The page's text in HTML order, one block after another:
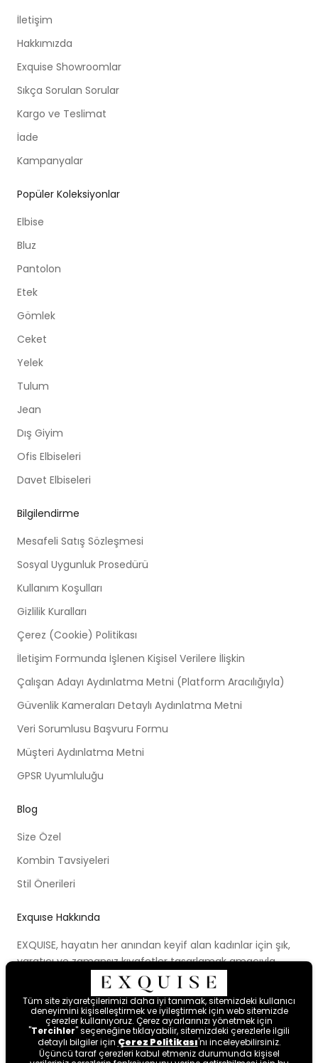
İletişim
Hakkımızda
Exquise Showroomlar
Sıkça Sorulan Sorular
Kargo ve Teslimat
İade
Kampanyalar
Popüler Koleksiyonlar
Elbise
Bluz
Pantolon
Etek
Gömlek
Ceket
Yelek
Tulum
Jean
Dış Giyim
Ofis Elbiseleri
Davet Elbiseleri
Bilgilendirme
Mesafeli Satış Sözleşmesi
Sosyal Uygunluk Prosedürü
Kullanım Koşulları
Gizlilik Kuralları
Çerez (Cookie) Politikası
İletişim Formunda İşlenen Kişisel Verilere İlişkin
Çalışan Adayı Aydınlatma Metni (Platform Aracılığıyla)
Güvenlik Kameraları Detaylı Aydınlatma Metni
Veri Sorumlusu Başvuru Formu
Müşteri Aydınlatma Metni
GPSR Uyumluluğu
Blog
Size Özel
Kombin Tavsiyeleri
Stil Önerileri
Exquıse Hakkında
EXQUISE, hayatın her anından keyif alan kadınlar için şık,
yaratıcı ve zamansız kıyafetler tasarlamak amacıyla
kurulmuştur. Kurulduğu ilk günden beri ortaya koymaya
çalıştığı modern tasarım anlayışı, cesur renk paletleri,
yenilikçi kalıpları ve farklı bakış açısıyla kadınları hayal
etmeye ve mutlu hissetmeye davet etmektedir.
Tüm site ziyaretçilerimizi daha iyi tanımak, sitemizdeki kullanıcı
deneyimini kişiselleştirmek ve iyileştirmek için web sitemizde
çerezler kullanıyoruz. Çerez ayarlarınızı yönetmek için
"Tercihler" seçeneğine tıklayabilir, sitemizdeki çerezlerle ilgili
detaylı bilgiler için Çerez Politikası'nı inceleyebilirsiniz.
Üçüncü taraf çerezleri kabul etmeniz durumunda kişisel